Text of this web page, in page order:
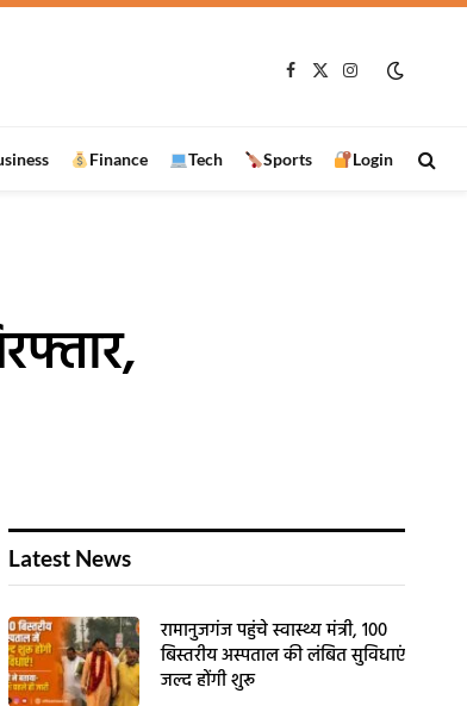
Facebook
X
Instagram
Finance Tech Sports Login
Latest News
रामानुजगंज पहुंचे स्वास्थ्य मंत्री, 100
बिस्तरीय अस्पताल की लंबित सुविधाएं
जल्द होंगी शुरू